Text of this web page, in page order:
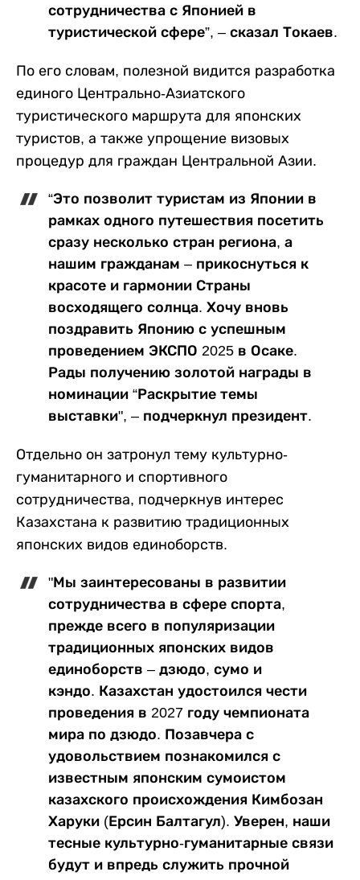
сотрудничества с Японией в
туристической сфере”, – сказал Токаев.
По его словам, полезной видится разработка
единого Центрально-Азиатского
туристического маршрута для японских
туристов, а также упрощение визовых
процедур для граждан Центральной Азии.
“Это позволит туристам из Японии в
рамках одного путешествия посетить
сразу несколько стран региона, а
нашим гражданам – прикоснуться к
красоте и гармонии Страны
восходящего солнца. Хочу вновь
поздравить Японию с успешным
проведением ЭКСПО 2025 в Осаке.
Рады получению золотой награды в
номинации “Раскрытие темы
выставки", – подчеркнул президент.
Отдельно он затронул тему культурно-
гуманитарного и спортивного
сотрудничества, подчеркнув интерес
Казахстана к развитию традиционных
японских видов единоборств.
"Мы заинтересованы в развитии
сотрудничества в сфере спорта,
прежде всего в популяризации
традиционных японских видов
единоборств – дзюдо, сумо и
кэндо. Казахстан удостоился чести
проведения в 2027 году чемпионата
мира по дзюдо. Позавчера с
удовольствием познакомился с
известным японским сумоистом
казахского происхождения Кимбозан
Харуки (Ерсин Балтагул). Уверен, наши
тесные культурно-гуманитарные связи
будут и впредь служить прочной